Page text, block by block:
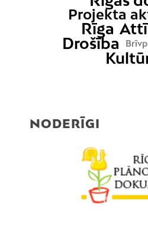
Projekta
Rīga
Drošība
NODERĪGI